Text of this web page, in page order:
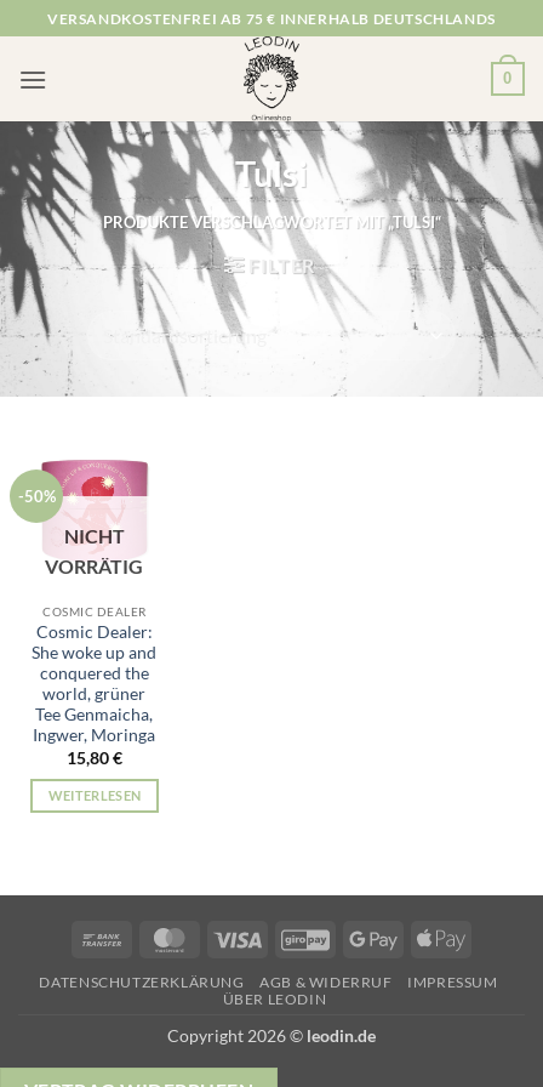
Inhalt
springen
VERSANDKOSTENFREI AB 75 € INNERHALB DEUTSCHLANDS
0
Tulsi
PRODUKTE VERSCHLAGWORTET MIT „TULSI“
FILTER
-50%
NICHT
VORRÄTIG
COSMIC DEALER
Cosmic Dealer:
She woke up and
conquered the
world, grüner
Tee Genmaicha,
Ingwer, Moringa
15,80€
WEITERLESEN
Bank
MasterCardVisa GiroPay Google
Apple
DATENSCHUTZERKLÄRUNG AGB & WIDERRUF
IMPRESSUM
ÜBER LEODIN
Copyright 2026 © leodin.de